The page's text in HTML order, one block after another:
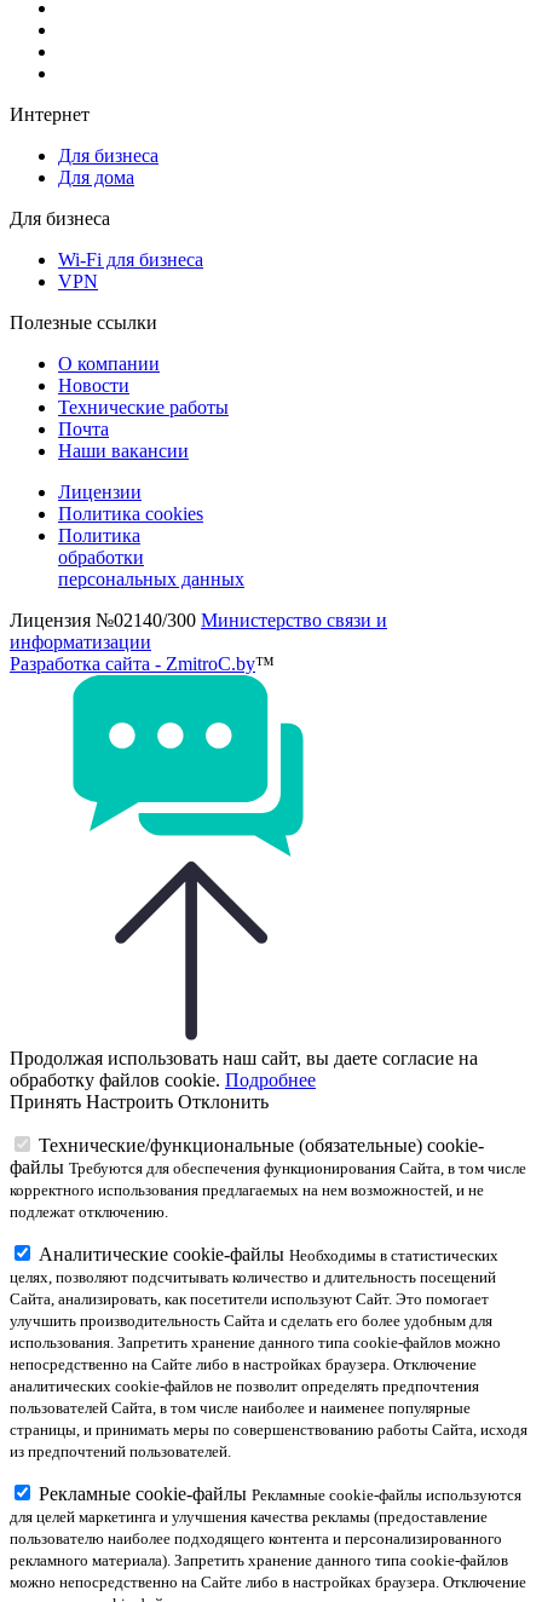
Интернет
Для бизнеса
Для дома
Для бизнеса
Wi-Fi для бизнеса
VPN
Полезные ссылки
О компании
Новости
Технические работы
Почта
Наши вакансии
Лицензии
Политика cookies
Политика
обработки
персональных данных
Лицензия №02140/300 Министерство связи и
информатизации
Разработка сайта - ZmitroC.by™
Продолжая использовать наш сайт, вы даете согласие на
обработку файлов cookie. Подробнее
Принять Настроить Отклонить
Технические/функциональные (обязательные) cookie-
файлы Требуются для обеспечения функционирования Сайта, в том числе
корректного использования предлагаемых на нем возможностей, и не
подлежат отключению.
Аналитические cookie-файлы Необходимы в статистических
целях, позволяют подсчитывать количество и длительность посещений
Сайта, анализировать, как посетители используют Сайт. Это помогает
улучшить производительность Сайта и сделать его более удобным для
использования. Запретить хранение данного типа cookie-файлов можно
непосредственно на Сайте либо в настройках браузера. Отключение
аналитических cookie-файлов не позволит определять предпочтения
пользователей Сайта, в том числе наиболее и наименее популярные
страницы, и принимать меры по совершенствованию работы Сайта, исходя
из предпочтений пользователей.
Рекламные cookie-файлы Рекламные cookie-файлы используются
для целей маркетинга и улучшения качества рекламы (предоставление
пользователю наиболее подходящего контента и персонализированного
рекламного материала). Запретить хранение данного типа cookie-файлов
можно непосредственно на Сайте либо в настройках браузера. Отключение